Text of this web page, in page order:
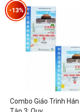
Combo Giáo Trình
-13%